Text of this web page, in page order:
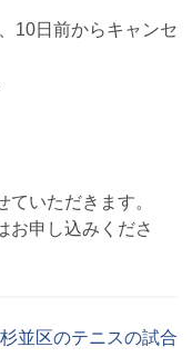
10日前からキャンセ
いただきます。
お申し込みくださ
杉並区のテニスの試合